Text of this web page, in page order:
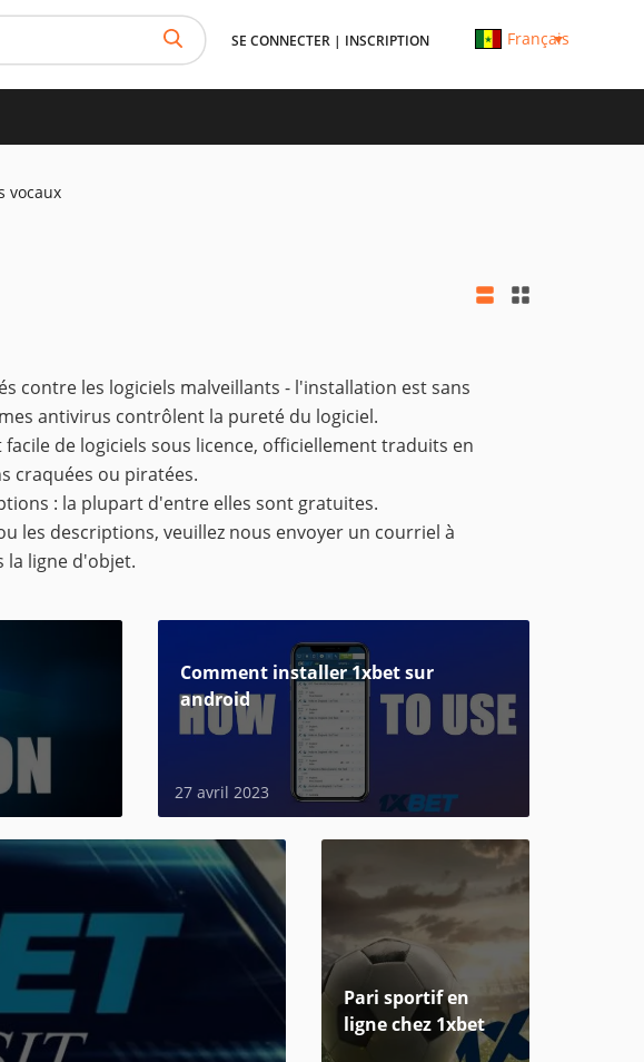
SE CONNECTER | INSCRIPTION Français
vocaux
contre les logiciels malveillants - l'installation est sans
antivirus contrôlent la pureté du logiciel.
de logiciels sous licence, officiellement traduits en
craquées ou piratées.
: la plupart d'entre elles sont gratuites.
les descriptions, veuillez nous envoyer un courriel à
la ligne d'objet.
Сomment installer 1xbet sur
android
27 avril 2023
Pari sportif en
ligne chez 1xbet